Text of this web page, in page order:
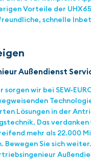
Vorteile der
schnelle
Außendienst
sorgen wir bei SEW-
Lösungen in der
Das
mehr als 22.000
Bewegen Sie sich